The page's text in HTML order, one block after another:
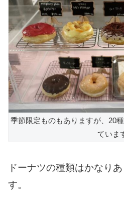
季節限定ものもありますが、20
ていま
ドーナツの種類はかなり
す。